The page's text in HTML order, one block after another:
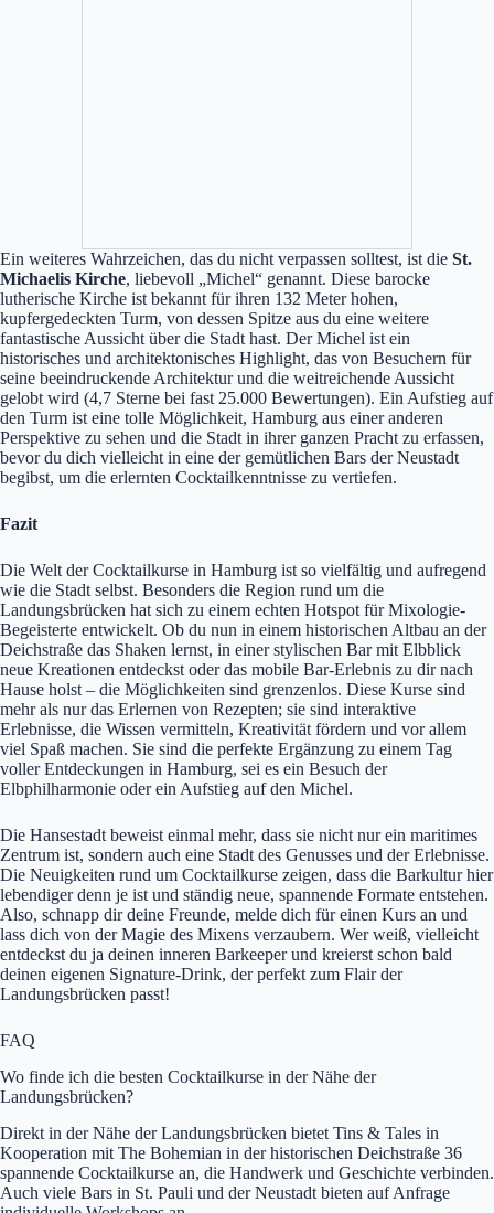
Ein weiteres Wahrzeichen, das du nicht verpassen solltest, ist die St.
Michaelis Kirche, liebevoll „Michel“ genannt. Diese barocke
lutherische Kirche ist bekannt für ihren 132 Meter hohen,
kupfergedeckten Turm, von dessen Spitze aus du eine weitere
fantastische Aussicht über die Stadt hast. Der Michel ist ein
historisches und architektonisches Highlight, das von Besuchern für
seine beeindruckende Architektur und die weitreichende Aussicht
gelobt wird (4,7 Sterne bei fast 25.000 Bewertungen). Ein Aufstieg auf
den Turm ist eine tolle Möglichkeit, Hamburg aus einer anderen
Perspektive zu sehen und die Stadt in ihrer ganzen Pracht zu erfassen,
bevor du dich vielleicht in eine der gemütlichen Bars der Neustadt
begibst, um die erlernten Cocktailkenntnisse zu vertiefen.
Fazit
Die Welt der Cocktailkurse in Hamburg ist so vielfältig und aufregend
wie die Stadt selbst. Besonders die Region rund um die
Landungsbrücken hat sich zu einem echten Hotspot für Mixologie-
Begeisterte entwickelt. Ob du nun in einem historischen Altbau an der
Deichstraße das Shaken lernst, in einer stylischen Bar mit Elbblick
neue Kreationen entdeckst oder das mobile Bar-Erlebnis zu dir nach
Hause holst – die Möglichkeiten sind grenzenlos. Diese Kurse sind
mehr als nur das Erlernen von Rezepten; sie sind interaktive
Erlebnisse, die Wissen vermitteln, Kreativität fördern und vor allem
viel Spaß machen. Sie sind die perfekte Ergänzung zu einem Tag
voller Entdeckungen in Hamburg, sei es ein Besuch der
Elbphilharmonie oder ein Aufstieg auf den Michel.
Die Hansestadt beweist einmal mehr, dass sie nicht nur ein maritimes
Zentrum ist, sondern auch eine Stadt des Genusses und der Erlebnisse.
Die Neuigkeiten rund um Cocktailkurse zeigen, dass die Barkultur hier
lebendiger denn je ist und ständig neue, spannende Formate entstehen.
Also, schnapp dir deine Freunde, melde dich für einen Kurs an und
lass dich von der Magie des Mixens verzaubern. Wer weiß, vielleicht
entdeckst du ja deinen inneren Barkeeper und kreierst schon bald
deinen eigenen Signature-Drink, der perfekt zum Flair der
Landungsbrücken passt!
FAQ
Wo finde ich die besten Cocktailkurse in der Nähe der
Landungsbrücken?
Direkt in der Nähe der Landungsbrücken bietet Tins & Tales in
Kooperation mit The Bohemian in der historischen Deichstraße 36
spannende Cocktailkurse an, die Handwerk und Geschichte verbinden.
Auch viele Bars in St. Pauli und der Neustadt bieten auf Anfrage